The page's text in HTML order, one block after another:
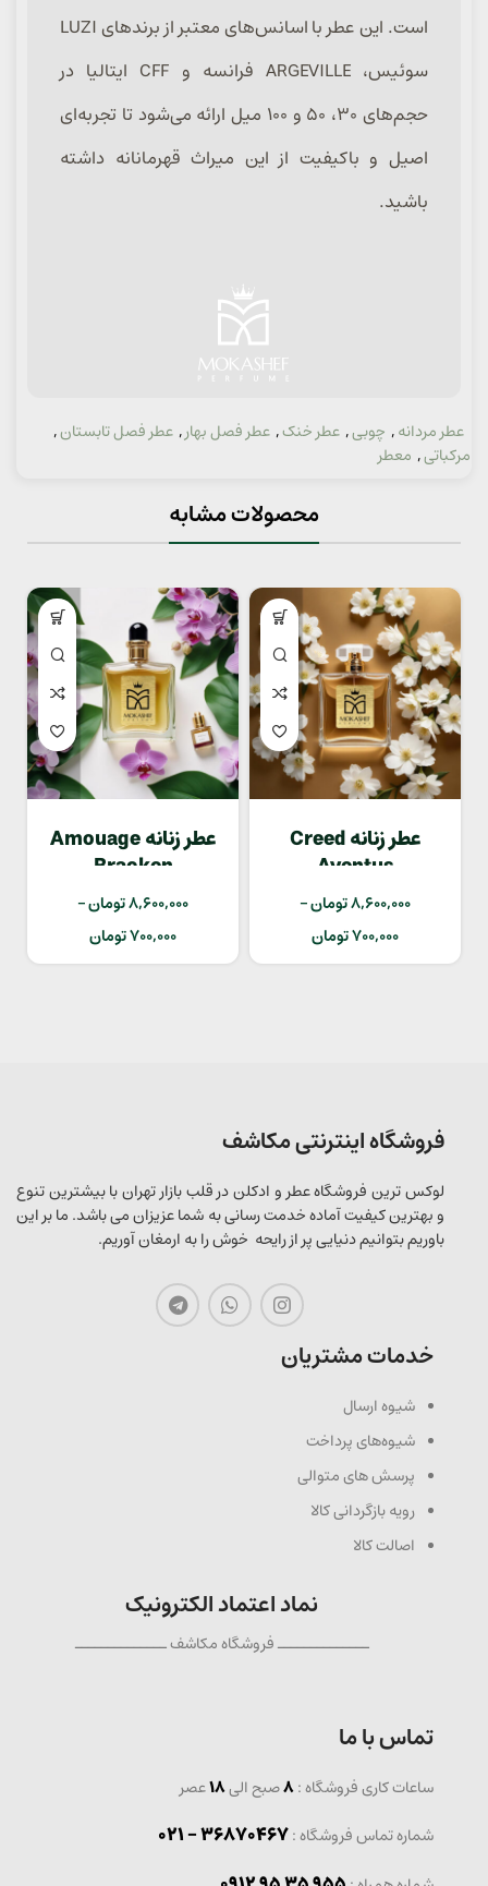
است. این عطر با اسانس‌های معتبر از برندهای LUZI
سوئیس، ARGEVILLE فرانسه و CFF ایتالیا در
حجم‌های ۳۰، ۵۰ و ۱۰۰ میل ارائه می‌شود تا تجربه‌ای
اصیل و باکیفیت از این میراث قهرمانانه داشته
باشید.
عطر مردانه, چوبی, عطر خنک, عطر فصل بهار, عطر فصل تابستان,
مرکباتی, معطر
محصولات مشابه
عطر زنانه Creed
Aventus
8,600,000تومان–
700,000تومان
عطر زنانه Amouage
Bracken
8,600,000تومان–
700,000تومان
فروشگاه اینترنتی مکاشف
لوکس ترین فروشگاه عطر و ادکلن در قلب بازار تهران با بیشترین تنوع
و بهترین کیفیت آماده خدمت رسانی به شما عزیزان می باشد. ما بر این
باوریم بتوانیم دنیایی پر از رایحه خوش را به ارمغان آوریم.
خدمات مشتریان
شیوه ارسال
شیوه‌های پرداخت
پرسش های متوالی
رویه بازگردانی کالا
اصالت کالا
نماد اعتماد الکترونیک
ــــــــــــــ فروشگاه مکاشف ــــــــــــــ
تماس با ما
ساعات کاری فروشگاه :8صبح الی18عصر
شماره تماس فروشگاه :36870467 - 021